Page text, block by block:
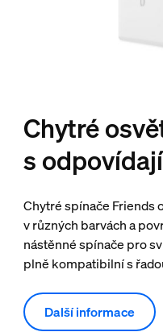
Chytré
s
Chytré spínače Friends
v různých barvách a
nástěnné spínače pro
plně kompatibilní s
Další informace